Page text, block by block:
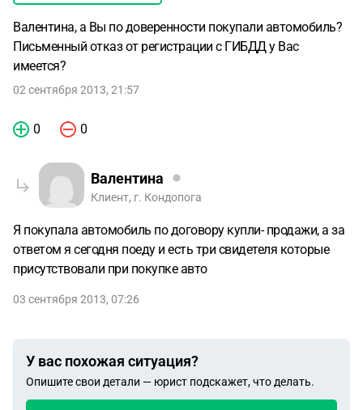
Валентина, а Вы по доверенности покупали автомобиль?
Письменный отказ от регистрации с ГИБДД у Вас
имеется?
02 сентября 2013, 21:57
0 0
Валентина
Клиент, г. Кондопога
Я покупала автомобиль по договору купли- продажи, а за
ответом я сегодня поеду и есть три свидетеля которые
присутствовали при покупке авто
03 сентября 2013, 07:26
У вас похожая ситуация?
Опишите свои детали — юрист подскажет, что делать.